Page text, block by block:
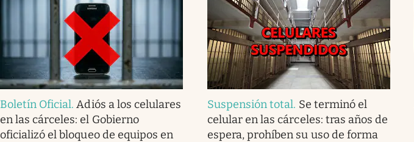
El Cronista Studio
Mediakit
abre en nueva pestaña
Boletín Oficial.Adiós a los celulares
en las cárceles: el Gobierno
oficializó el bloqueo de equipos en
Suspensión total. Se terminó el
celular en las cárceles: tras años de
espera, prohíben su uso de forma